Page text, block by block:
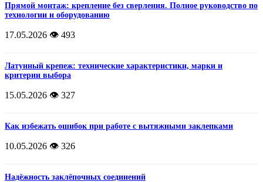
Прямой монтаж: крепление без сверления. Полное руководство по
технологии и оборудованию
17.05.2026 👁️ 493
Латунный крепеж: технические характеристики, марки и
критерии выбора
15.05.2026 👁️ 327
Как избежать ошибок при работе с вытяжными заклепками
10.05.2026 👁️ 326
Надёжность заклёпочных соединений